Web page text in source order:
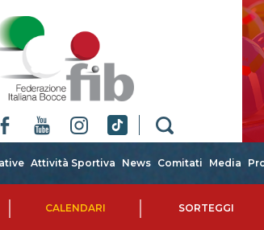
Attività Sportiva News Comitati Media
CALENDARI SORTEGGI